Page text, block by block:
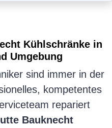
Kühlschränke in
Umgebung
sind immer in der
kompetentes
repariert
Bauknecht